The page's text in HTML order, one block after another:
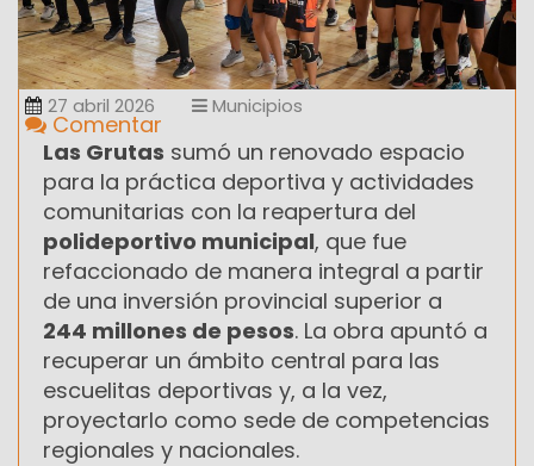
27 abril 2026 Municipios
Comentar
Las Grutas sumó un renovado espacio
para la práctica deportiva y actividades
comunitarias con la reapertura del
polideportivo municipal, que fue
refaccionado de manera integral a partir
de una inversión provincial superior a
244 millones de pesos. La obra apuntó a
recuperar un ámbito central para las
escuelitas deportivas y, a la vez,
proyectarlo como sede de competencias
regionales y nacionales.